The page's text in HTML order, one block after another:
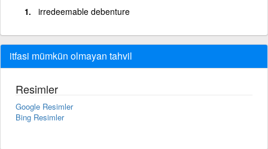
irredeemable debenture
itfasi mümkün olmayan tahvil
Resimler
Google Resimler
Bing Resimler